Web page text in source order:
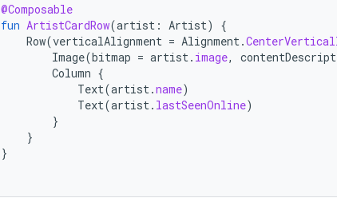
@Composable
fun ArtistCardRow(artist : Artist)
{
Row(verticalAlignment = Alignment .
Image(bitmap = artist . image,
Column {
Text(artist .name)
Text(artist . lastSeenOnline)
}
}
}